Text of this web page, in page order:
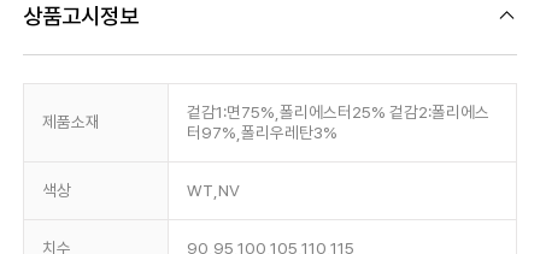
상품고시정보
제품소재
겉감1:면75%,폴리에스터25% 겉감2:폴리에스
터97%,폴리우레탄3%
색상 WT,NV
치수 90,95,100,105,110,115